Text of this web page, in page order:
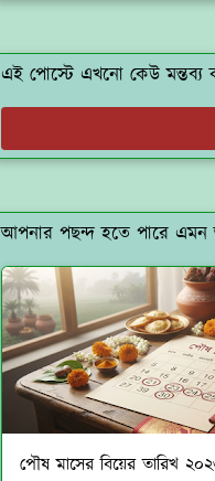
এই পোস্টে এখনো কেউ মন্তব্য
আপনার পছন্দ হতে পারে
পৌষ মাসের বিয়ের তারিখ